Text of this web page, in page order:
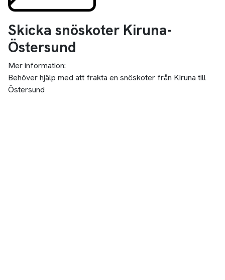
Skicka snöskoter Kiruna-
Östersund
Mer information:
Behöver hjälp med att frakta en snöskoter från Kiruna till
Östersund